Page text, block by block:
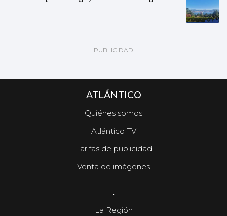
ATLÁNTICO
Quiénes somos
Atlántico TV
Tarifas de publicidad
Venta de imágenes
.
La Región